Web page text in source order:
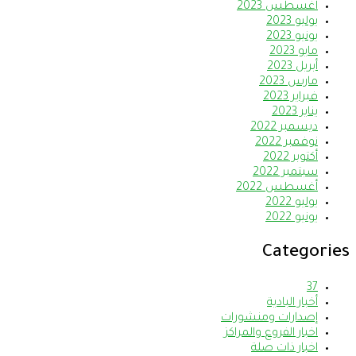
أغسطس 2023
يوليو 2023
يونيو 2023
مايو 2023
أبريل 2023
مارس 2023
فبراير 2023
يناير 2023
ديسمبر 2022
نوفمبر 2022
أكتوبر 2022
سبتمبر 2022
أغسطس 2022
يوليو 2022
يونيو 2022
Categories
37
أخبار البادية
إصدارات ومنشورات
اخبار الفروع والمراكز
اخبار ذات صلة